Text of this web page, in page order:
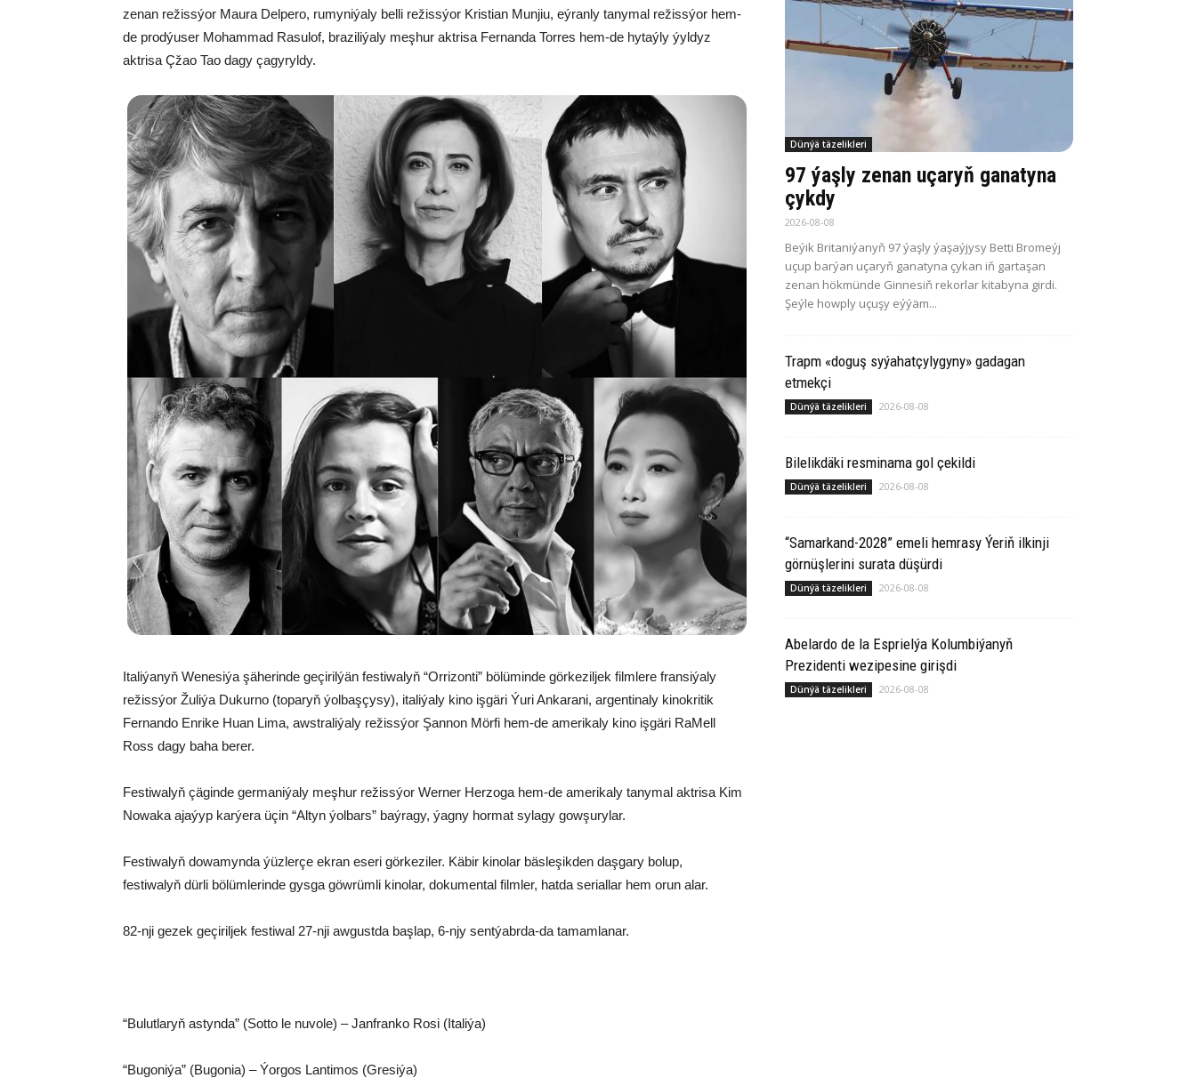
zenan režissýor Maura Delpero, rumyniýaly belli režissýor Kristian Munjiu, eýranly tanymal režissýor hem-
de prodýuser Mohammad Rasulof, braziliýaly meşhur aktrisa Fernanda Torres hem-de hytaýly ýyldyz
aktrisa Çžao Tao dagy çagyryldy.
Italiýanyň Wenesiýa şäherinde geçirilýän festiwalyň “Orrizonti” bölüminde görkeziljek filmlere fransiýaly
režissýor Žuliýa Dukurno (toparyň ýolbaşçysy), italiýaly kino işgäri Ýuri Ankarani, argentinaly kinokritik
Fernando Enrike Huan Lima, awstraliýaly režissýor Şannon Mörfi hem-de amerikaly kino işgäri RaMell
Ross dagy baha berer.
Festiwalyň çäginde germaniýaly meşhur režissýor Werner Herzoga hem-de amerikaly tanymal aktrisa Kim
Nowaka ajaýyp karýera üçin “Altyn ýolbars” baýragy, ýagny hormat sylagy gowşurylar.
Festiwalyň dowamynda ýüzlerçe ekran eseri görkeziler. Käbir kinolar bäsleşikden daşgary bolup,
festiwalyň dürli bölümlerinde gysga göwrümli kinolar, dokumental filmler, hatda seriallar hem orun alar.
82-nji gezek geçiriljek festiwal 27-nji awgustda başlap, 6-njy sentýabrda-da tamamlanar.
“Bulutlaryň astynda” (Sotto le nuvole) – Janfranko Rosi (Italiýa)
“Bugoniýa” (Bugonia) – Ýorgos Lantimos (Gresiýa)
Dünýä täzelikleri
97 ýaşly zenan uçaryň ganatyna
çykdy
2026-08-08
Beýik Britaniýanyň 97 ýaşly ýaşaýjysy Betti Bromeýj
uçup barýan uçaryň ganatyna çykan iň gartaşan
zenan hökmünde Ginnesiň rekorlar kitabyna girdi.
Şeýle howply uçuşy eýýäm...
Trapm «doguş syýahatçylygyny» gadagan
etmekçi
Dünýä täzelikleri 2026-08-08
Bilelikdäki resminama gol çekildi
Dünýä täzelikleri 2026-08-08
“Samarkand-2028” emeli hemrasy Ýeriň ilkinji
görnüşlerini surata düşürdi
Dünýä täzelikleri 2026-08-08
Abelardo de la Esprielýa Kolumbiýanyň
Prezidenti wezipesine girişdi
Dünýä täzelikleri 2026-08-08